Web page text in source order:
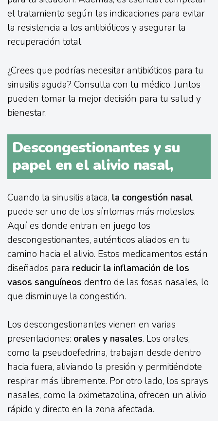
el tratamiento según las indicaciones para evitar
la resistencia a los antibióticos y asegurar la
recuperación total.
¿Crees que podrías necesitar antibióticos para tu
sinusitis aguda? Consulta con tu médico. Juntos
pueden tomar la mejor decisión para tu salud y
bienestar.
Descongestionantes y su
papel en el alivio nasal,
Cuando la sinusitis ataca, la congestión nasal
puede ser uno de los síntomas más molestos.
Aquí es donde entran en juego los
descongestionantes, auténticos aliados en tu
camino hacia el alivio. Estos medicamentos están
diseñados para reducir la inflamación de los
vasos sanguíneos dentro de las fosas nasales, lo
que disminuye la congestión.
Los descongestionantes vienen en varias
presentaciones: orales y nasales. Los orales,
como la pseudoefedrina, trabajan desde dentro
hacia fuera, aliviando la presión y permitiéndote
respirar más libremente. Por otro lado, los sprays
nasales, como la oximetazolina, ofrecen un alivio
rápido y directo en la zona afectada.